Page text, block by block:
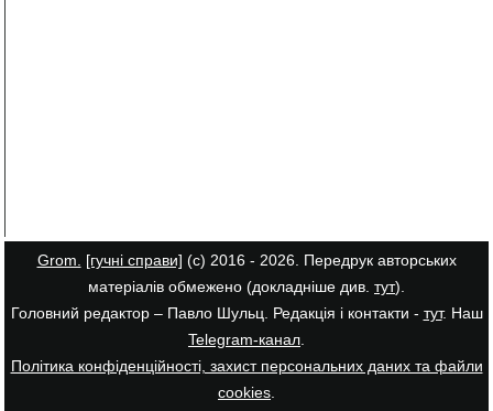
Grom. [гучні справи] (с) 2016 - 2026. Передрук авторських
матеріалів обмежено (докладніше див. тут).
Головний редактор – Павло Шульц. Редакція і контакти - тут. Наш
Telegram-канал
Політика конфіденційності, захист персональних даних та файли
cookies